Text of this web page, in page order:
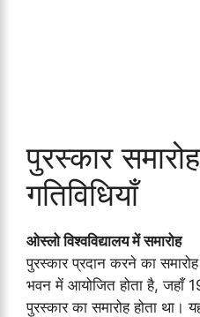
पुरस्कार
गतिविधियाँ
ओस्लो विश्वविद्यालय में समारोह
पुरस्कार प्रदान करने का
भवन में आयोजित होता है, जहाँ
पुरस्कार का समारोह होता था।